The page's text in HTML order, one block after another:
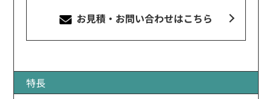
お見積・お問い合わせはこちら
特長